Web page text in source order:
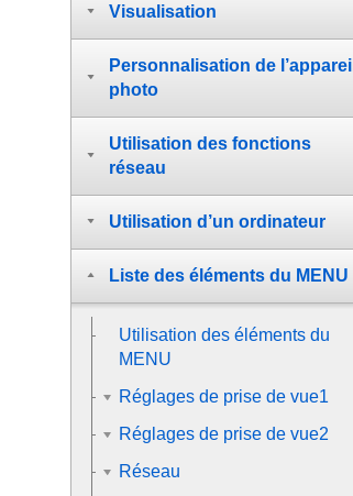
Visualisation
Personnalisation de l’appareil
photo
Utilisation des fonctions
réseau
Utilisation d’un ordinateur
Liste des éléments du MENU
Utilisation des éléments du
MENU
Réglages de prise de vue1
Réglages de prise de vue2
Réseau